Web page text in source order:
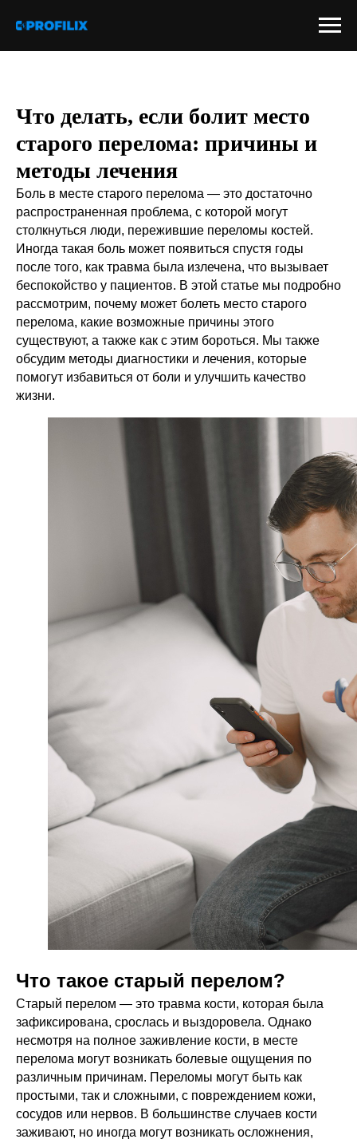
Что делать, если болит место
старого перелома: причины и
методы лечения
Боль в месте старого перелома — это достаточно
распространенная проблема, с которой могут
столкнуться люди, пережившие переломы костей.
Иногда такая боль может появиться спустя годы
после того, как травма была излечена, что вызывает
беспокойство у пациентов. В этой статье мы подробно
рассмотрим, почему может болеть место старого
перелома, какие возможные причины этого
существуют, а также как с этим бороться. Мы также
обсудим методы диагностики и лечения, которые
помогут избавиться от боли и улучшить качество
жизни.
Что такое старый перелом?
Старый перелом — это травма кости, которая была
зафиксирована, срослась и выздоровела. Однако
несмотря на полное заживление кости, в месте
перелома могут возникать болевые ощущения по
различным причинам. Переломы могут быть как
простыми, так и сложными, с повреждением кожи,
сосудов или нервов. В большинстве случаев кости
заживают, но иногда могут возникать осложнения,